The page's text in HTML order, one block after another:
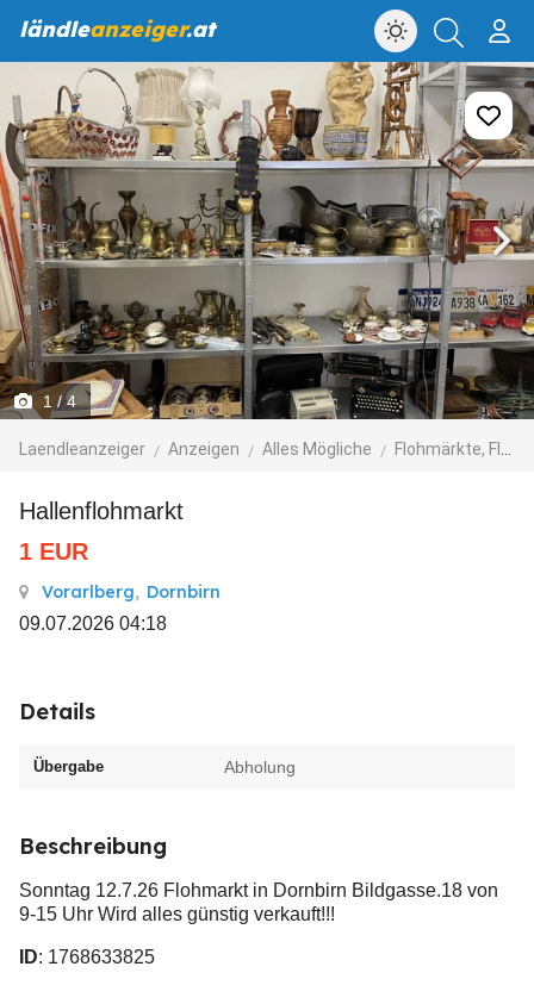
ländleanzeiger.at
1 / 4
Laendleanzeiger Anzeigen Alles Mögliche Flohmärkte, Flohmarktartikel
Hallenflohmarkt
1 EUR
Vorarlberg, Dornbirn
09.07.2026 04:18
Details
Übergabe Abholung
Beschreibung
Sonntag 12.7.26 Flohmarkt in Dornbirn Bildgasse.18 von
9-15 Uhr Wird alles günstig verkauft!!!
ID: 1768633825